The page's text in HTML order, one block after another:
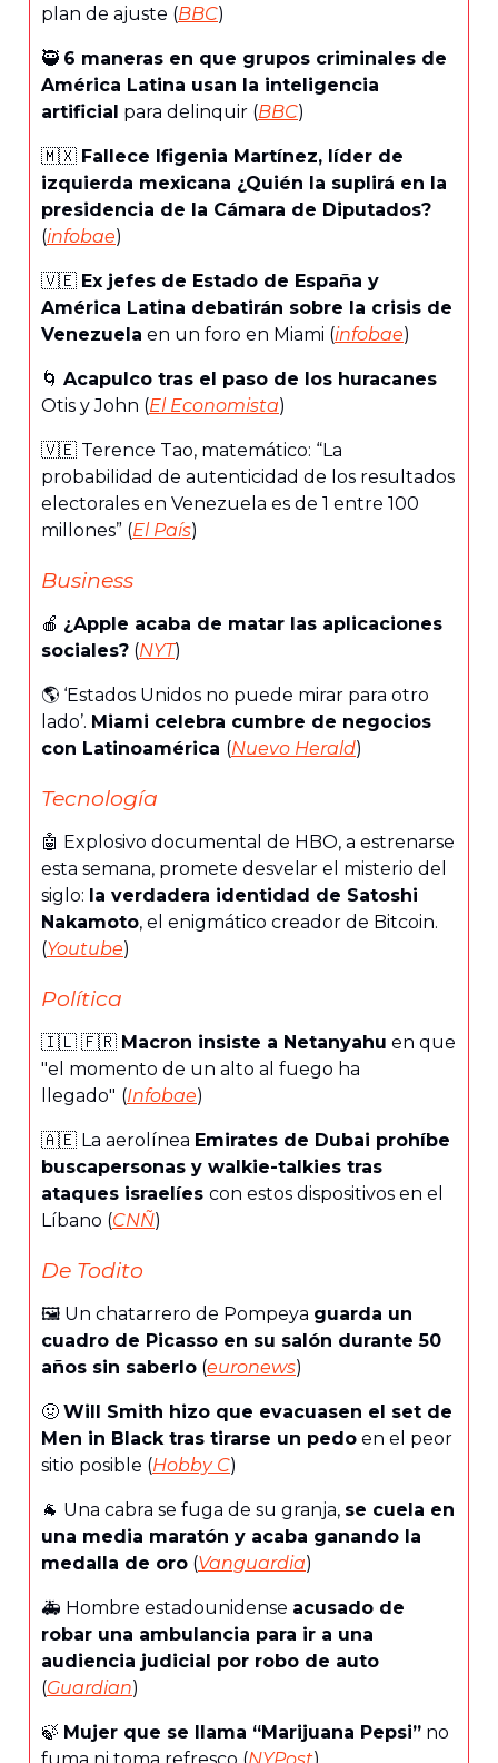
plan de ajuste (BBC)
🥷 6 maneras en que grupos criminales de
América Latina usan la inteligencia
artificial para delinquir (BBC)
🇲🇽 Fallece Ifigenia Martínez, líder de
izquierda mexicana ¿Quién la suplirá en la
presidencia de la Cámara de Diputados?
(infobae)
🇻🇪 Ex jefes de Estado de España y
América Latina debatirán sobre la crisis de
Venezuela en un foro en Miami (infobae)
🌀 Acapulco tras el paso de los huracanes
Otis y John (El Economista)
🇻🇪 Terence Tao, matemático: “La
probabilidad de autenticidad de los resultados
electorales en Venezuela es de 1 entre 100
millones” (El País)
Business
🍎 ¿Apple acaba de matar las aplicaciones
sociales? (NYT)
🌎️ ‘Estados Unidos no puede mirar para otro
lado’. Miami celebra cumbre de negocios
con Latinoamérica (Nuevo Herald)
Tecnología
🤖 Explosivo documental de HBO, a estrenarse
esta semana, promete desvelar el misterio del
siglo: la verdadera identidad de Satoshi
Nakamoto, el enigmático creador de Bitcoin.
(Youtube)
Política
🇮🇱 🇫🇷 Macron insiste a Netanyahu en que
"el momento de un alto al fuego ha
llegado" (Infobae)
🇦🇪 La aerolínea Emirates de Dubai prohíbe
buscapersonas y walkie-talkies tras
ataques israelíes con estos dispositivos en el
Líbano (CNÑ)
De Todito
🖼️ Un chatarrero de Pompeya guarda un
cuadro de Picasso en su salón durante 50
años sin saberlo (euronews)
🤢 Will Smith hizo que evacuasen el set de
Men in Black tras tirarse un pedo en el peor
sitio posible (Hobby C)
🐐 Una cabra se fuga de su granja, se cuela en
una media maratón y acaba ganando la
medalla de oro (Vanguardia)
🚑️ Hombre estadounidense acusado de
robar una ambulancia para ir a una
audiencia judicial por robo de auto
(Guardian)
🍃 Mujer que se llama “Marijuana Pepsi” no